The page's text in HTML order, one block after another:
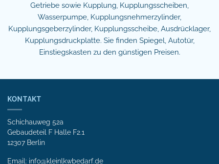
Getriebe sowie Kupplung, Kupplungsscheiben,
Wasserpumpe, Kupplungsnehmerzylinder,
Kupplungsgeberzylinder, Kupplungsscheibe, Ausdrücklager,
Kupplungsdruckplatte. Sie finden Spiegel, Autotür,
Einstiegskasten zu den günstigen Preisen.
KONTAKT
Schichauweg 52a
Gebaudeteil F Halle F2.1
12307 Berlin
Email: info@kleinlkwbedarf.de